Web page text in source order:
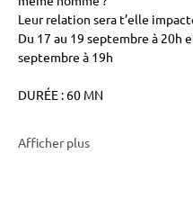
Leur relation sera t’elle
Du 17 au 19 septembre à 20h
septembre à 19h
DURÉE : 60 MN
Afficher plus